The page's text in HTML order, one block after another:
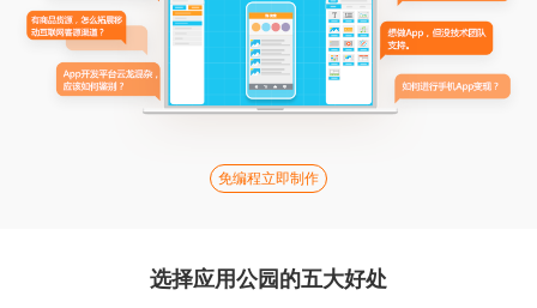
免编程立即制作
选择应用公园的五大好处